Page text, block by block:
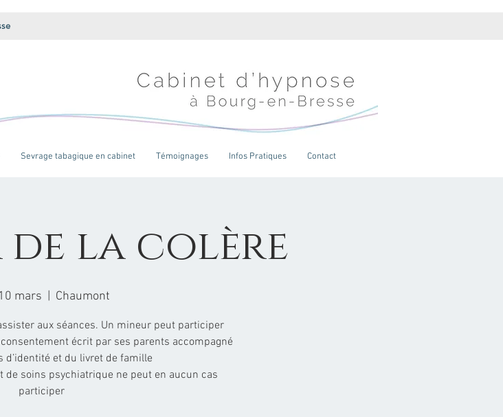
Se connecter
Sevrage tabagique en cabinet Témoignages Infos Pratiques Contact
de la colère
mars Chaumont
aux séances. Un mineur peut participer
écrit par ses parents accompagné
d’identité et du livret de famille
de soins psychiatrique ne peut en aucun cas
participer